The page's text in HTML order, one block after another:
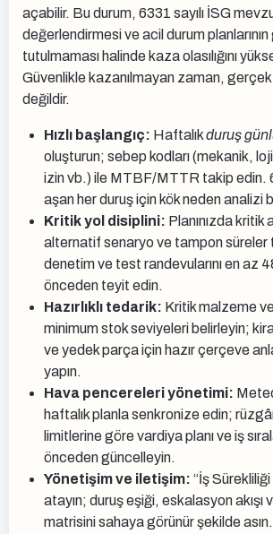
açabilir. Bu durum, 6331 sayılı İSG
değerlendirmesi ve acil durum planlarının
tutulmaması halinde kaza olasılığını
Güvenlikle kazanılmayan zaman, gerçek
değildir.
Hızlı başlangıç: Haftalıkduruş
oluşturun; sebep kodları (mekanik,
izin vb.) ile MTBF/MTTR takip edin.
aşan her duruş için kök neden analizi
Kritik yol disiplini: Planınızda
alternatif senaryo ve tampon süreler
denetim ve test randevularını en az
önceden teyit edin.
Hazırlıklı tedarik: Kritik malzeme
minimum stok seviyeleri belirleyin;
ve yedek parça için hazır çerçeve
yapın.
Hava pencereleri yönetimi:
haftalık planla senkronize edin;
limitlerine göre vardiya planı ve iş
önceden güncelleyin.
Yönetişim ve iletişim: “İş
atayın; duruş eşiği, eskalasyon akışı
matrisini sahaya görünür şekilde asın.